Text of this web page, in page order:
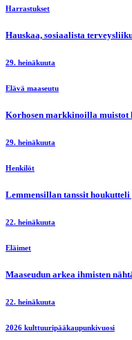
Harrastukset
Hauskaa, sosiaalista
29. heinäkuuta
Elävä maaseutu
Korhosen markkinoilla
29. heinäkuuta
Henkilöt
Lemmensillan tanssit
22. heinäkuuta
Eläimet
Maaseudun arkea ihmisten
22. heinäkuuta
2026 kulttuuripääkaupunkivuosi